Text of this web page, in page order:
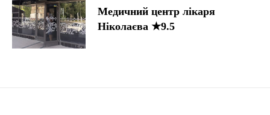
Медичний центр лікаря
Ніколаєва ★9.5